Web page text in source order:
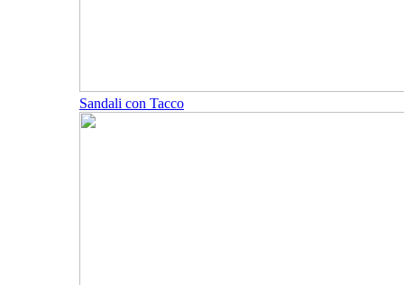
Sandali con Tacco